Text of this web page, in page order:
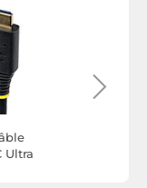
Ultra